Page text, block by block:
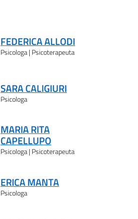
FEDERICA ALLODI
Psicologa | Psicoterapeuta
SARA CALIGIURI
Psicologa
MARIA RITA
CAPELLUPO
Psicologa | Psicoterapeuta
ERICA MANTA
Psicologa